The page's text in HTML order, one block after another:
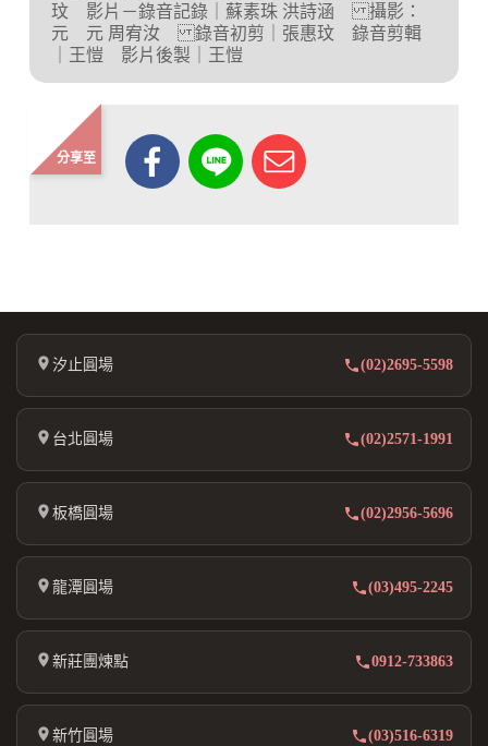
玟 影片－錄音記錄｜蘇素珠 洪詩涵 攝影：
元 元 周宥汝 錄音初剪｜張惠玟 錄音剪輯
｜王愷 影片後製｜王愷
分享至
汐止圓場 (02)2695-5598
台北圓場 (02)2571-1991
板橋圓場 (02)2956-5696
龍潭圓場 (03)495-2245
新莊團煉點 0912-733863
新竹圓場 (03)516-6319